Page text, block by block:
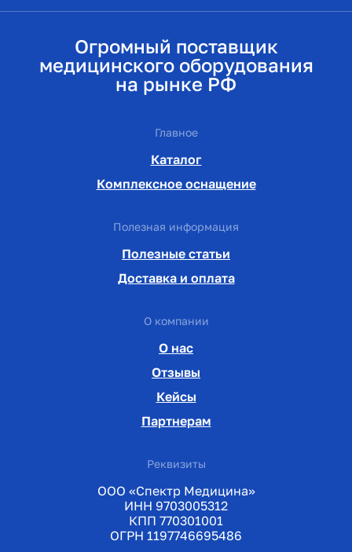
Огромный поставщик
медицинского оборудования
на рынке РФ
Главное
Каталог
Комплексное оснащение
Полезная информация
Полезные статьи
Доставка и оплата
О компании
О нас
Отзывы
Кейсы
Партнерам
Реквизиты
ООО «Спектр Медицина»
ИНН 9703005312
КПП 770301001
ОГРН 1197746695486